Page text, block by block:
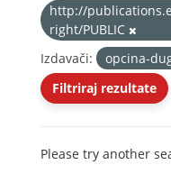
http://
right/PUBLIC
Izdavači:
opcina-
Filtriraj rezultate
Please try another